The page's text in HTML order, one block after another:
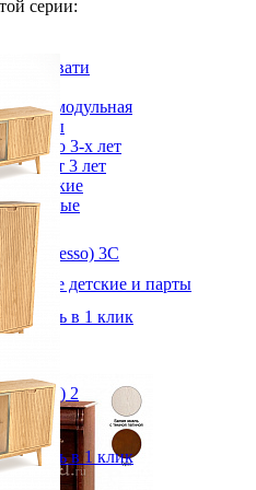
кровати
М модульная
до 3-х лет
от 3 лет
детские и парты
серии:
(Riflesso) 3С
купить в 1 клик
2
купить в 1 клик